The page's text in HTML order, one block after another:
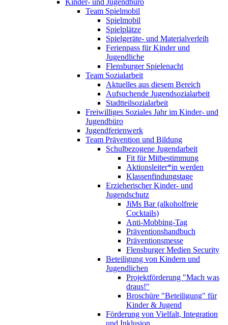
Kinder- und Jugendbüro
Team Spielmobil
Spielmobil
Spielplätze
Spielgeräte- und Materialverleih
Ferienpass für Kinder und
Jugendliche
Flensburger Spielenacht
Team Sozialarbeit
Aktuelles aus diesem Bereich
Aufsuchende Jugendsozialarbeit
Stadtteilsozialarbeit
Freiwilliges Soziales Jahr im Kinder- und
Jugendbüro
Jugendferienwerk
Team Prävention und Bildung
Schulbezogene Jugendarbeit
Fit für Mitbestimmung
Aktionsleiter*in werden
Klassenfindungstage
Erzieherischer Kinder- und
Jugendschutz
JiMs Bar (alkoholfreie
Cocktails)
Anti-Mobbing-Tag
Präventionshandbuch
Präventionsmesse
Flensburger Medien Security
Beteiligung von Kindern und
Jugendlichen
Projektförderung "Mach was
draus!"
Broschüre "Beteiligung" für
Kinder & Jugend
Förderung von Vielfalt, Integration
und Inklusion